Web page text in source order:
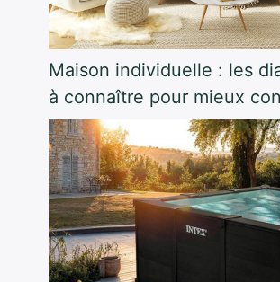
Maison individuelle : les
à connaître pour mieux